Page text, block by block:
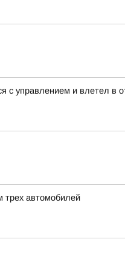
и влетел в
трех автомобилей